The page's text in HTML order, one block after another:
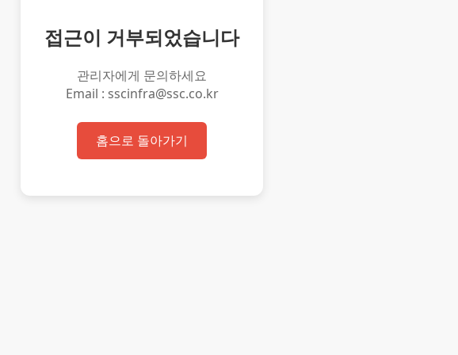
접근이 거부되었습니다
관리자에게 문의하세요
Email : sscinfra@ssc.co.kr
홈으로 돌아가기